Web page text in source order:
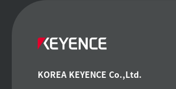
KOREA KEYENCE Co.,Ltd.